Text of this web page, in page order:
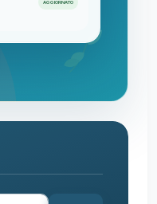
AGGIORNATO